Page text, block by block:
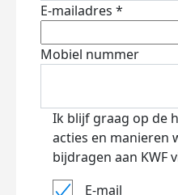
E-mailadres *
Mobiel nummer
Ik blijf graag op de
acties en manieren
bijdragen aan KWF
E-mail